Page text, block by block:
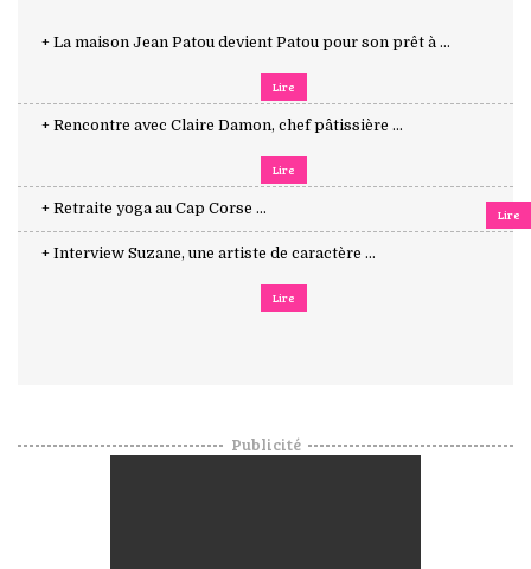
+ La maison Jean Patou devient Patou pour son prêt à ...
Lire
+ Rencontre avec Claire Damon, chef pâtissière ...
Lire
+ Retraite yoga au Cap Corse ... Lire
+ Interview Suzane, une artiste de caractère ...
Lire
Publicité